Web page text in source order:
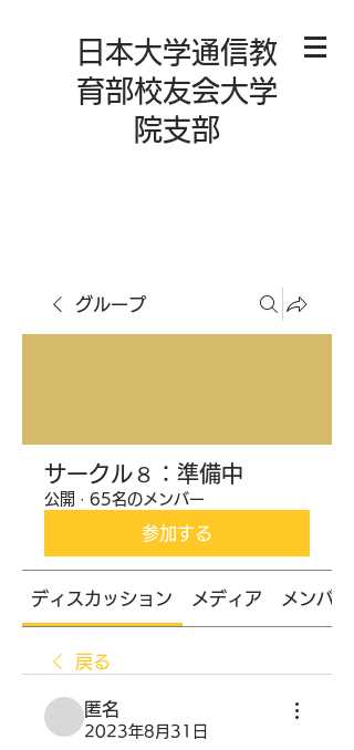
日本大学通信教
育部校友会大学
院支部
グループ
サークル８：準備中
公開 · 65名のメンバー
参加する
ディスカッション メディア メンバー
戻る
匿名
2023年8月31日